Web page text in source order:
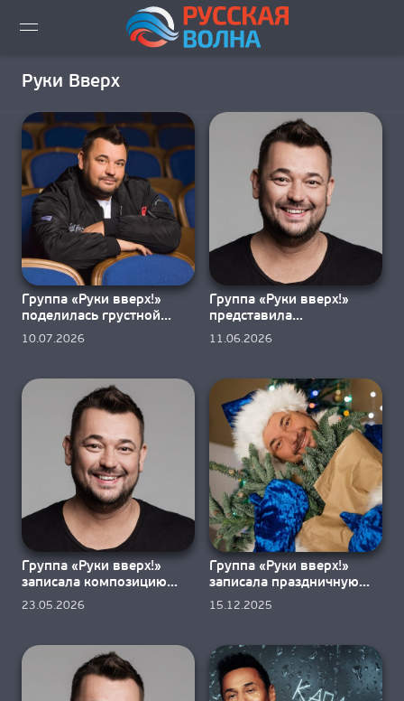
ВИДЕО LIVE
НОВОСТИ
НОВИНКИ ЭФИРА
ПЛЕЙЛИСТ
СКАЧАТЬ ЭФИР
КАК СЛУШАТЬ!?
Руки Вверх
Группа «Руки вверх!»
поделилась грустной
песней «Изменница»
10.07.2026
Группа «Руки вверх!»
представила
музыкальную «Львицу»
11.06.2026
Группа «Руки вверх!»
записала композицию
«Холодно»
23.05.2026
Группа «Руки вверх!»
записала праздничную
песню «Новый год»
15.12.2025